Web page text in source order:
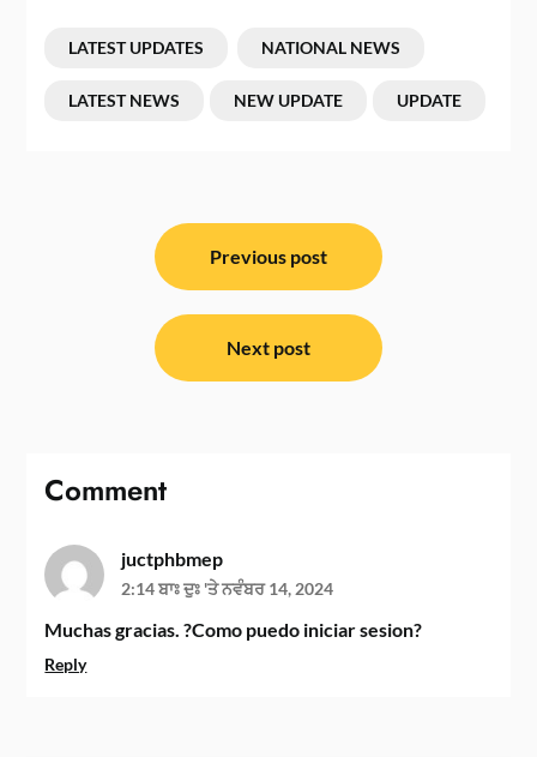
LATEST UPDATES NATIONAL NEWS
LATEST NEWS NEW UPDATE UPDATE
Previous post
Next post
Comment
juctphbmep
2:14 ਬਾਃ ਦੁਃ 'ਤੇ ਨਵੰਬਰ 14, 2024
Muchas gracias. ?Como puedo iniciar sesion?
Reply